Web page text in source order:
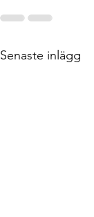
Senaste inlägg